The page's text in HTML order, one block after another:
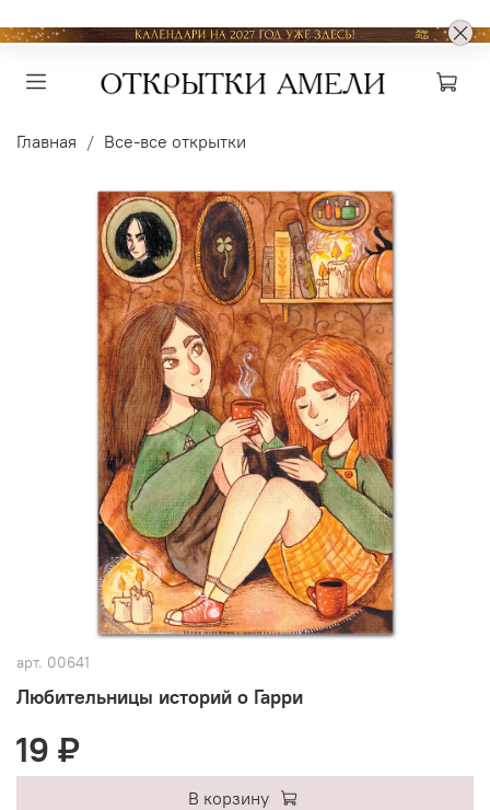
Главная Все-все открытки
арт. 00641
Любительницы историй о Гарри
19 ₽
В корзину